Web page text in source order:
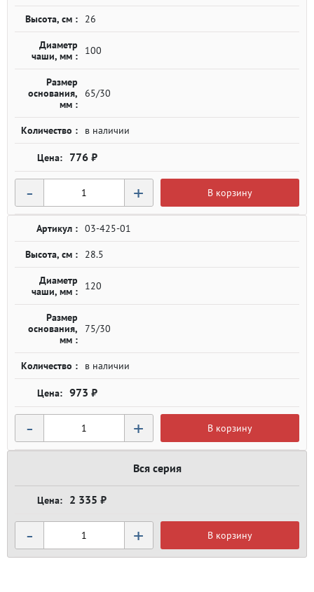
Высота, см : 26
Диаметр
чаши, мм :
100
Размер
основания,
мм :
65/30
Количество : в наличии
776 ₽
- + В корзину
Артикул : 03-425-01
Высота, см : 28.5
Диаметр
чаши, мм :
120
Размер
основания,
мм :
75/30
Количество : в наличии
973 ₽
- + В корзину
Вся серия
2 335 ₽
- + В корзину